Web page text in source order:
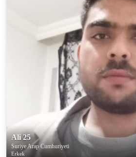
Ali 25
Suriye Arap Cumhuriyeti
Erkek